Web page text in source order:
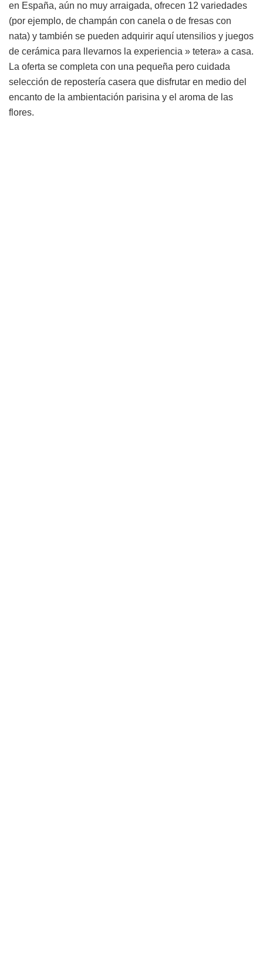
en España, aún no muy arraigada, ofrecen 12 variedades
(por ejemplo, de champán con canela o de fresas con
nata) y también se pueden adquirir aquí utensilios y juegos
de cerámica para llevarnos la experiencia » tetera» a casa.
La oferta se completa con una pequeña pero cuidada
selección de repostería casera que disfrutar en medio del
encanto de la ambientación parisina y el aroma de las
flores.